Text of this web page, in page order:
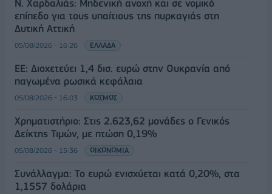
Ν. Χαρδαλιάς: Μηδενική ανοχή και σε νομικό
επίπεδο για τους υπαίτιους της πυρκαγιάς στη
Δυτική Αττική
05/08/2026 - 16:26 ΕΛΛΑΔΑ
ΕΕ: Διοχετεύει 1,4 δισ. ευρώ στην Ουκρανία από
παγωμένα ρωσικά κεφάλαια
05/08/2026 - 16:03 ΚΟΣΜΟΣ
Χρηματιστήριο: Στις 2.623,62 μονάδες ο Γενικός
Δείκτης Τιμών, με πτώση 0,19%
05/08/2026 - 15:36 ΟΙΚΟΝΟΜΙΑ
Συνάλλαγμα: Το ευρώ ενισχύεται κατά 0,20%, στα
1,1557 δολάρια